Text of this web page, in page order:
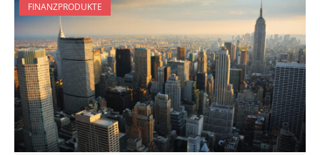
FINANZPRODUKTE